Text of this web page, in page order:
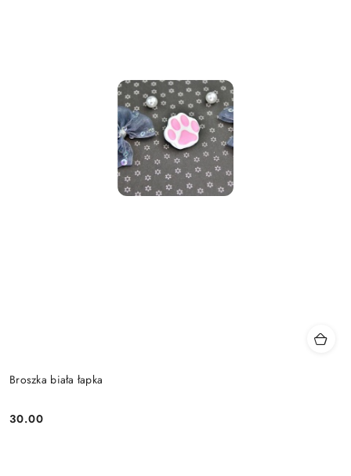
Broszka biała łapka
Cena:
30.00